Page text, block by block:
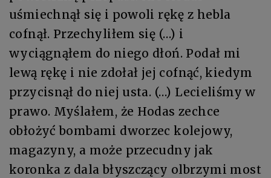
uśmiechnął się i powoli rękę z hebla
cofnął. Przechyliłem się (…) i
wyciągnąłem do niego dłoń. Podał mi
lewą rękę i nie zdołał jej cofnąć, kiedym
przycisnął do niej usta. (…) Lecieliśmy w
prawo. Myślałem, że Hodas zechce
obłożyć bombami dworzec kolejowy,
magazyny, a może przecudny jak
koronka z dala błyszczący olbrzymi most